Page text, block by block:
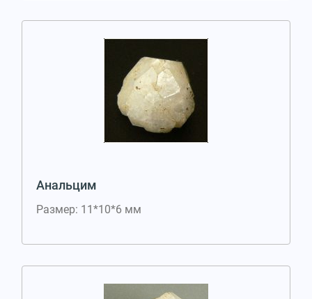
Анальцим
Размер: 11*10*6 мм